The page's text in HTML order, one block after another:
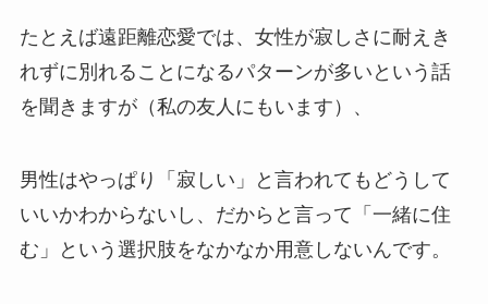
たとえば遠距離恋愛では、女性が寂しさに耐えき
れずに別れることになるパターンが多いという話
を聞きますが（私の友人にもいます）、
男性はやっぱり「寂しい」と言われてもどうして
いいかわからないし、だからと言って「一緒に住
む」という選択肢をなかなか用意しないんです。